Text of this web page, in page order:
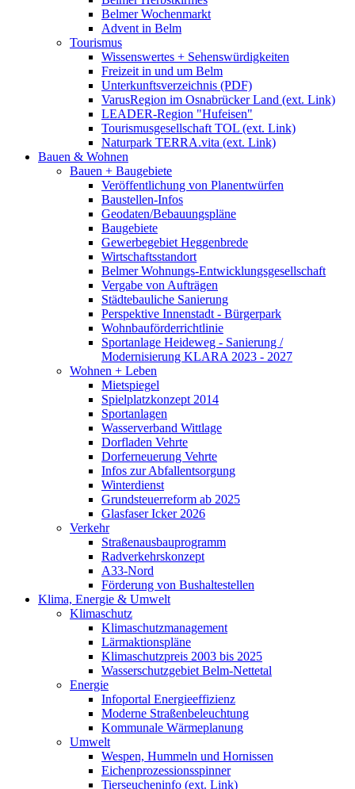
Belmer Wochenmarkt
Advent in Belm
Tourismus
Wissenswertes + Sehenswürdigkeiten
Freizeit in und um Belm
Unterkunftsverzeichnis (PDF)
VarusRegion im Osnabrücker Land (ext. Link)
LEADER-Region "Hufeisen"
Tourismusgesellschaft TOL (ext. Link)
Naturpark TERRA.vita (ext. Link)
Bauen & Wohnen
Bauen + Baugebiete
Veröffentlichung von Planentwürfen
Baustellen-Infos
Geodaten/Bebauungspläne
Baugebiete
Gewerbegebiet Heggenbrede
Wirtschaftsstandort
Belmer Wohnungs-Entwicklungsgesellschaft
Vergabe von Aufträgen
Städtebauliche Sanierung
Perspektive Innenstadt - Bürgerpark
Wohnbauförderrichtlinie
Sportanlage Heideweg - Sanierung /
Modernisierung KLARA 2023 - 2027
Wohnen + Leben
Mietspiegel
Spielplatzkonzept 2014
Sportanlagen
Wasserverband Wittlage
Dorfladen Vehrte
Dorferneuerung Vehrte
Infos zur Abfallentsorgung
Winterdienst
Grundsteuerreform ab 2025
Glasfaser Icker 2026
Verkehr
Straßenausbauprogramm
Radverkehrskonzept
A33-Nord
Förderung von Bushaltestellen
Klima, Energie & Umwelt
Klimaschutz
Klimaschutzmanagement
Lärmaktionspläne
Klimaschutzpreis 2003 bis 2025
Wasserschutzgebiet Belm-Nettetal
Energie
Infoportal Energieeffizienz
Moderne Straßenbeleuchtung
Kommunale Wärmeplanung
Umwelt
Wespen, Hummeln und Hornissen
Eichenprozessionsspinner
Tierseucheninfo (ext. Link)